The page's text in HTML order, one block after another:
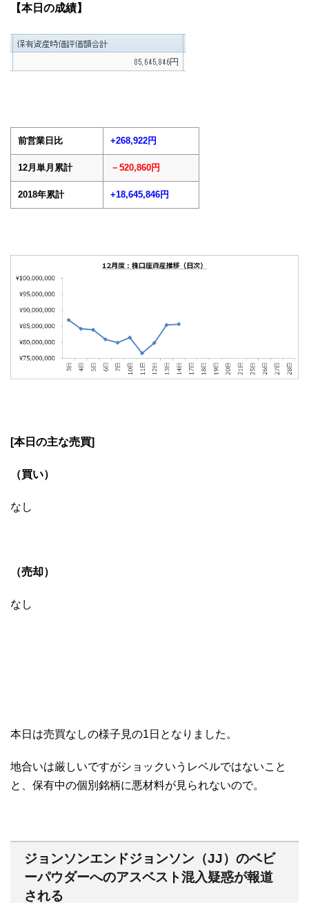
【本日の成績】
前営業日比 +268,922円
12月単月累計 －520,860円
2018年累計 +18,645,846円
[本日の主な売買]
（買い）
なし
（売却）
なし
本日は売買なしの様子見の1日となりました。
地合いは厳しいですがショックいうレベルではないこと
と、保有中の個別銘柄に悪材料が見られないので。
ジョンソンエンドジョンソン（JJ）のベビ
ーパウダーへのアスベスト混入疑惑が報道
される